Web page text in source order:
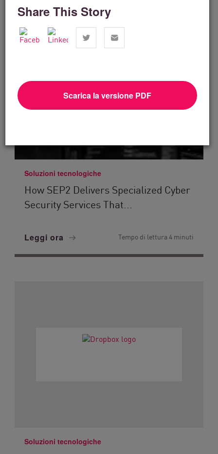
Share This Story
Scarica la versione PDF
Soluzioni tecnologiche
How SEP2 Delivers Specialized Cyber
Security Services That...
Leggi ora Tempo di lettura 4 minuti
Soluzioni tecnologiche